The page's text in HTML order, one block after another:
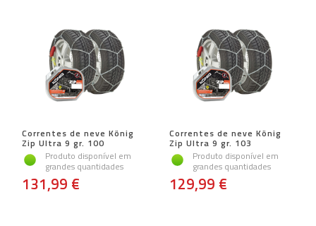
Correntes de neve König
Zip Ultra 9 gr. 100
Produto disponível em
grandes quantidades
131,99 €
Correntes de neve König
Zip Ultra 9 gr. 103
Produto disponível em
grandes quantidades
129,99 €